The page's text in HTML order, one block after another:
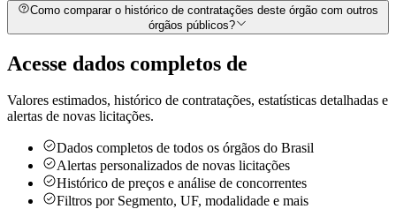
Como comparar o histórico de contratações deste órgão com outros
órgãos públicos?
Acesse dados completos de
Valores estimados, histórico de contratações, estatísticas detalhadas e
alertas de novas licitações.
Dados completos de todos os órgãos do Brasil
Alertas personalizados de novas licitações
Histórico de preços e análise de concorrentes
Filtros por Segmento, UF, modalidade e mais